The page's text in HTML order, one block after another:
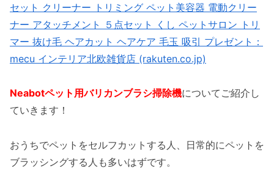
セット クリーナー トリミング ペット美容器 電動クリー
ナー アタッチメント ５点セット くし ペットサロン トリ
マー 抜け毛 ヘアカット ヘアケア 毛玉 吸引 プレゼント：
mecu インテリア北欧雑貨店 (rakuten.co.jp)
Neabotペット用バリカンブラシ掃除機についてご紹介し
ていきます！
おうちでペットをセルフカットする人、日常的にペットを
ブラッシングする人も多いはずです。